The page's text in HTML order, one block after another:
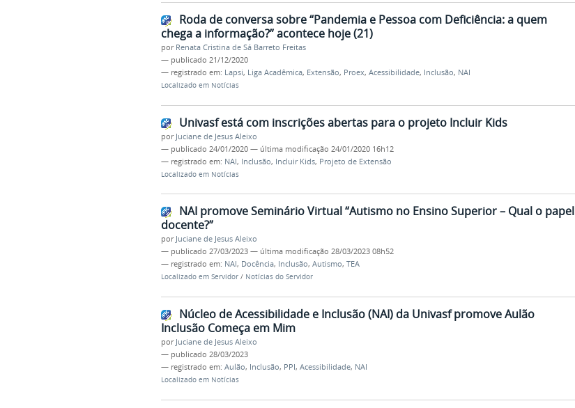
Roda de conversa sobre “Pandemia e Pessoa com Deficiência: a quem
chega a informação?” acontece hoje (21)
por Renata Cristina de Sá Barreto Freitas
— publicado 21/12/2020
— registrado em: Lapsi, Liga Acadêmica, Extensão, Proex, Acessibilidade, Inclusão, NAI
Localizado em Notícias
Univasf está com inscrições abertas para o projeto Incluir Kids
por Juciane de Jesus Aleixo
— publicado 24/01/2020 — última modificação 24/01/2020 16h12
— registrado em: NAI, Inclusão, Incluir Kids, Projeto de Extensão
Localizado em Notícias
NAI promove Seminário Virtual “Autismo no Ensino Superior – Qual o papel
docente?”
por Juciane de Jesus Aleixo
— publicado 27/03/2023 — última modificação 28/03/2023 08h52
— registrado em: NAI, Docência, Inclusão, Autismo, TEA
Localizado em Servidor / Notícias do Servidor
Núcleo de Acessibilidade e Inclusão (NAI) da Univasf promove Aulão
Inclusão Começa em Mim
por Juciane de Jesus Aleixo
— publicado 28/03/2023
— registrado em: Aulão, Inclusão, PPI, Acessibilidade, NAI
Localizado em Notícias